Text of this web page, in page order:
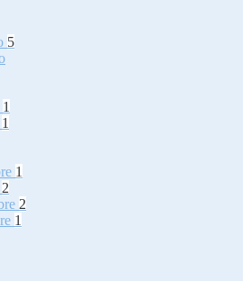
5
1
1
1
2
2
1